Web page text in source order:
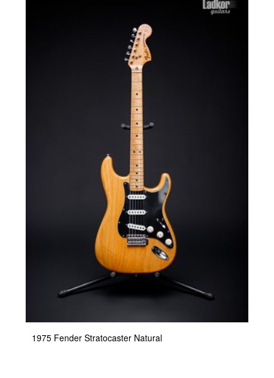
1975 Fender Stratocaster Natural